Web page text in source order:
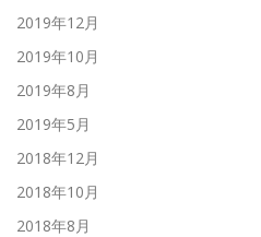
2019年12月
2019年10月
2019年8月
2019年5月
2018年12月
2018年10月
2018年8月